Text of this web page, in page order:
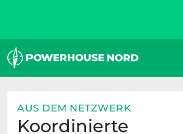
AUS DEM NETZWERK
Koordinierte